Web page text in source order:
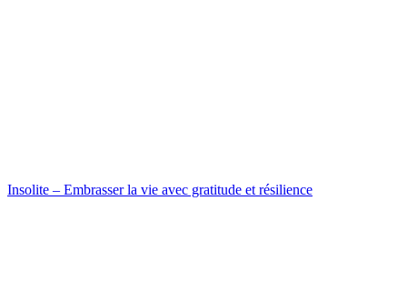
Insolite – Embrasser la vie avec gratitude et résilience